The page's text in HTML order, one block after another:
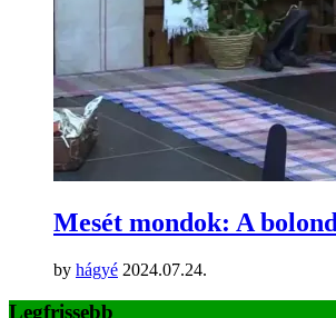
Mesét mondok: A
by hágyé 2024.07.24.
Legfrissebb